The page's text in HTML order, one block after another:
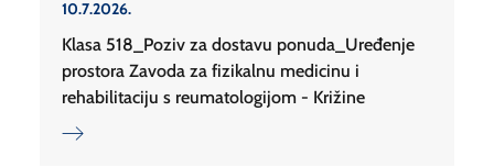
10.7.2026.
Klasa 518_Poziv za dostavu ponuda_Uređenje
prostora Zavoda za fizikalnu medicinu i
rehabilitaciju s reumatologijom - Križine